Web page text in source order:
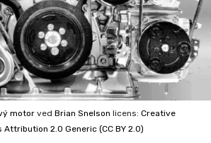
motor ved Brian Snelson licens: Creative
Attribution 2.0 Generic (CC BY 2.0)